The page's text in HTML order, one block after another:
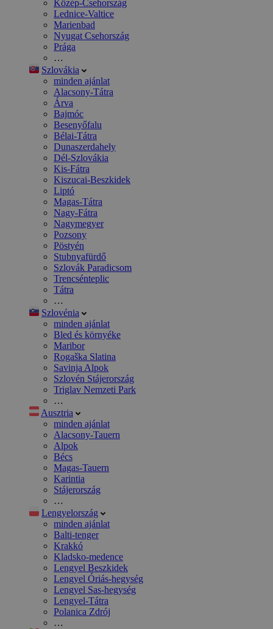
Közép-Csehország
Lednice-Valtice
Marienbad
Nyugat Csehország
Prága
…
Szlovákia
minden ajánlat
Alacsony-Tátra
Árva
Bajmóc
Besenyőfalu
Bélai-Tátra
Dunaszerdahely
Dél-Szlovákia
Kis-Fátra
Kiszucai-Beszkidek
Liptó
Magas-Tátra
Nagy-Fátra
Nagymegyer
Pozsony
Pöstyén
Stubnyafürdő
Szlovák Paradicsom
Trencsénteplic
Tátra
…
Szlovénia
minden ajánlat
Bled és környéke
Maribor
Rogaška Slatina
Savinja Alpok
Szlovén Stájerország
Triglav Nemzeti Park
…
Ausztria
minden ajánlat
Alacsony-Tauern
Alpok
Bécs
Magas-Tauern
Karintia
Stájerország
…
Lengyelország
minden ajánlat
Balti-tenger
Krakkó
Kladsko-medence
Lengyel Beszkidek
Lengyel Óriás-hegység
Lengyel Sas-hegység
Lengyel-Tátra
Polanica Zdrój
…